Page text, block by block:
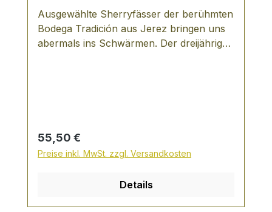
Ausgewählte Sherryfässer der berühmten
Bodega Tradición aus Jerez bringen uns
abermals ins Schwärmen. Der dreijähriger
an reife Äpfel, Vanille und grüne
Haselnüsse erinnern. Leichte Salznote am
Gaumen. Langer intensiver Nachhall. Eine
Regulärer Preis:
55,50 €
Preise inkl. MwSt. zzgl. Versandkosten
Details